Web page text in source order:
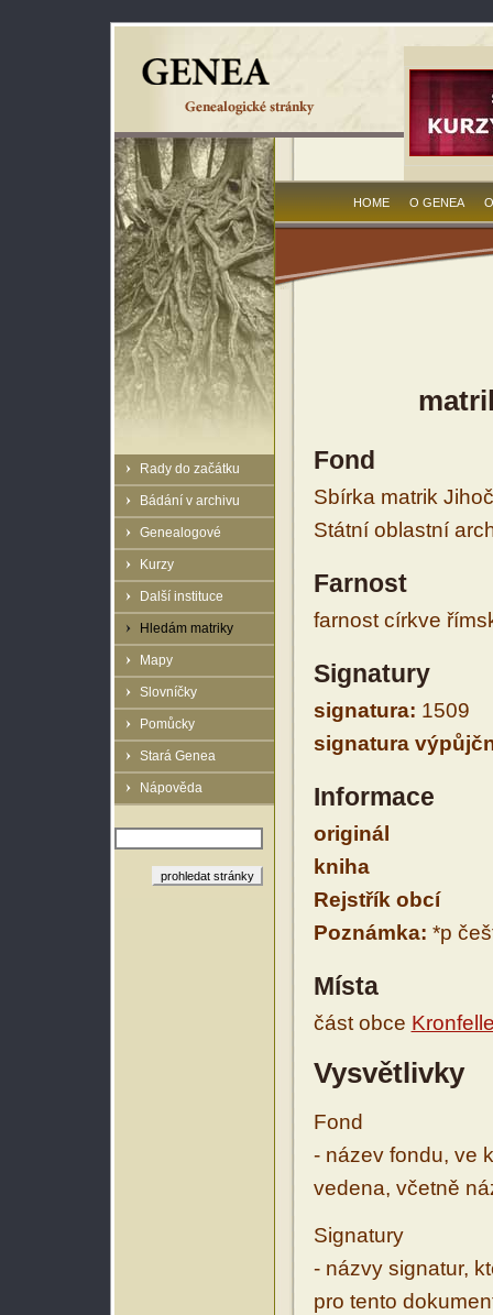
Rady do začátku
Bádání v archivu
Genealogové
Kurzy
Další instituce
Hledám matriky
Mapy
Slovníčky
Pomůcky
Stará Genea
Nápověda
HOME O GENEA
Fond
Sbírka matrik
Státní oblastní
Farnost
farnost církve
Signatury
signatura: 1509
signatura
Informace
originál
kniha
Rejstřík obcí
Poznámka: *p
Místa
část obce
Vysvětlivky
Fond
- název fondu, ve
vedena, včetně
Signatury
- názvy signatur,
pro tento